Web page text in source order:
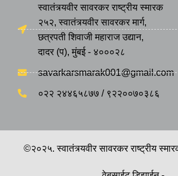
स्वातंत्र्यवीर सावरकर राष्ट्रीय स्मारक
२५२, स्वातंत्र्यवीर सावरकर मार्ग,
छत्रपती शिवाजी महाराज उद्यान,
दादर (प), मुंबई - ४०००२८
savarkarsmarak001@gmail.com
०२२ २४४६५८७७ / ९२२००७०३८६
©२०२५. स्वातंत्र्यवीर सावरकर राष्ट्रीय